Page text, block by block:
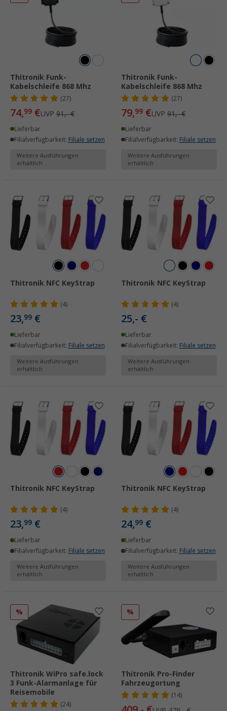
Thitronik Funk-
Kabelschleife 868 Mhz
(27)
74,99 €UVP 91,- €
Lieferbar
Filialverfügbarkeit: Filiale setzen
Weitere Ausführungen
erhältlich
Thitronik Funk-
Kabelschleife 868 Mhz
(27)
79,99 €UVP 91,- €
Lieferbar
Filialverfügbarkeit: Filiale setzen
Weitere Ausführungen
erhältlich
Thitronik NFC KeyStrap
(4)
23,99 €
Lieferbar
Filialverfügbarkeit: Filiale setzen
Weitere Ausführungen
erhältlich
Thitronik NFC KeyStrap
(4)
25,- €
Lieferbar
Filialverfügbarkeit: Filiale setzen
Weitere Ausführungen
erhältlich
Thitronik NFC KeyStrap
(4)
23,99 €
Lieferbar
Filialverfügbarkeit: Filiale setzen
Weitere Ausführungen
erhältlich
Thitronik NFC KeyStrap
(4)
24,99 €
Lieferbar
Filialverfügbarkeit: Filiale setzen
Weitere Ausführungen
erhältlich
%
Thitronik WiPro safe.lock
3 Funk-Alarmanlage für
Reisemobile
(24)
%
Thitronik Pro-Finder
Fahrzeugortung
(14)